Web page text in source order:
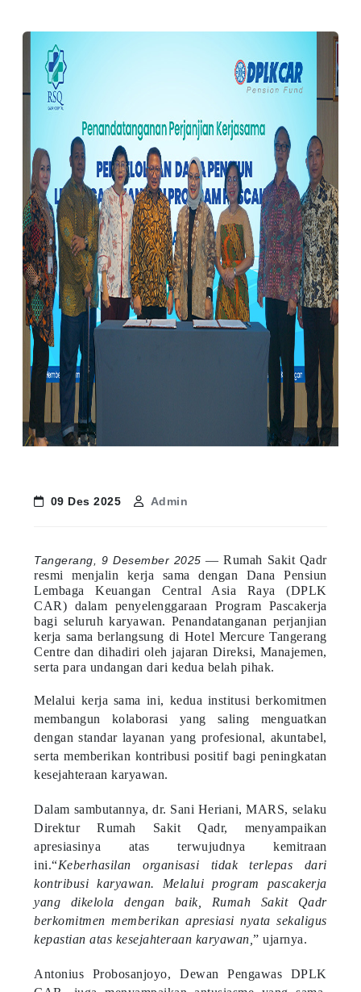
09 Des 2025 Admin
Tangerang, 9 Desember 2025 — Rumah Sakit Qadr
resmi menjalin kerja sama dengan Dana Pensiun
Lembaga Keuangan Central Asia Raya (DPLK
CAR) dalam penyelenggaraan Program Pascakerja
bagi seluruh karyawan. Penandatanganan perjanjian
kerja sama berlangsung di Hotel Mercure Tangerang
Centre dan dihadiri oleh jajaran Direksi, Manajemen,
serta para undangan dari kedua belah pihak.
Melalui kerja sama ini, kedua institusi berkomitmen
membangun kolaborasi yang saling menguatkan
dengan standar layanan yang profesional, akuntabel,
serta memberikan kontribusi positif bagi peningkatan
kesejahteraan karyawan.
Dalam sambutannya, dr. Sani Heriani, MARS, selaku
Direktur Rumah Sakit Qadr, menyampaikan
apresiasinya atas terwujudnya kemitraan
ini.“Keberhasilan organisasi tidak terlepas dari
kontribusi karyawan. Melalui program pascakerja
yang dikelola dengan baik, Rumah Sakit Qadr
berkomitmen memberikan apresiasi nyata sekaligus
kepastian atas kesejahteraan karyawan,” ujarnya.
Antonius Probosanjoyo, Dewan Pengawas DPLK